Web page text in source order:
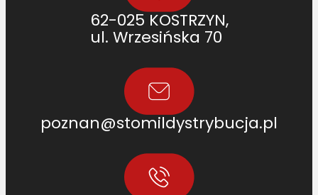
62-025 KOSTRZYN,
ul. Wrzesińska 70
poznan@stomildystrybucja.pl